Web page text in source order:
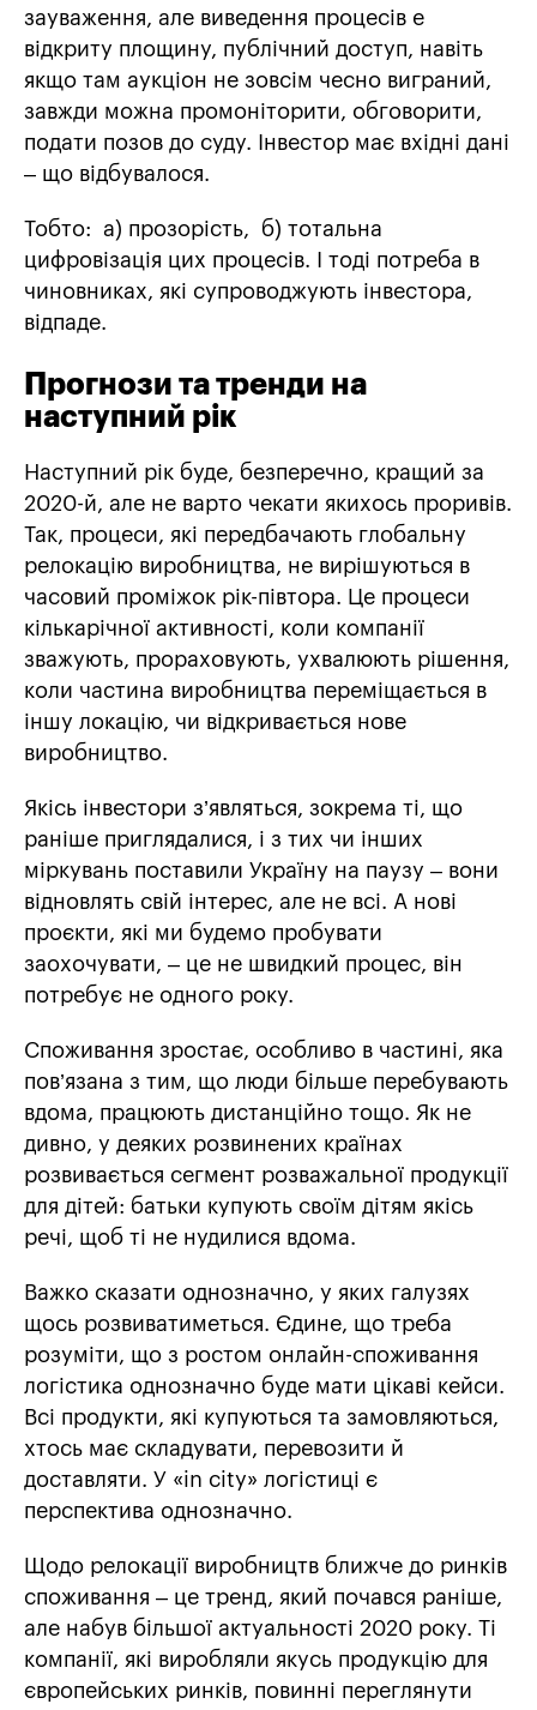
зауваження, але виведення процесів e
відкриту площину, публічний доступ, навіть
якщо там аукціон не зовсім чесно виграний,
завжди можна промоніторити, обговорити,
подати позов до суду. Інвестор має вхідні дані
– що відбувалося.
Тобто: а) прозорість, б) тотальна
цифровізація цих процесів. І тоді потреба в
чиновниках, які супроводжують інвестора,
відпаде.
Прогнози та тренди на
наступний рік
Наступний рік буде, безперечно, кращий за
2020-й, але не варто чекати якихось проривів.
Так, процеси, які передбачають глобальну
релокацію виробництва, не вирішуються в
часовий проміжок рік-півтора. Це процеси
кількарічної активності, коли компанії
зважують, прораховують, ухвалюють рішення,
коли частина виробництва переміщається в
іншу локацію, чи відкривається нове
виробництво.
Якісь інвестори з’являться, зокрема ті, що
раніше приглядалися, і з тих чи інших
міркувань поставили Україну на паузу – вони
відновлять свій інтерес, але не всі. А нові
проєкти, які ми будемо пробувати
заохочувати, – це не швидкий процес, він
потребує не одного року.
Споживання зростає, особливо в частині, яка
пов’язана з тим, що люди більше перебувають
вдома, працюють дистанційно тощо. Як не
дивно, у деяких розвинених країнах
розвивається сегмент розважальної продукції
для дітей: батьки купують своїм дітям якісь
речі, щоб ті не нудилися вдома.
Важко сказати однозначно, у яких галузях
щось розвиватиметься. Єдине, що треба
розуміти, що з ростом онлайн-споживання
логістика однозначно буде мати цікаві кейси.
Всі продукти, які купуються та замовляються,
хтось має складувати, перевозити й
доставляти. У «in city» логістиці є
перспектива однозначно.
Щодо релокації виробництв ближче до ринків
споживання – це тренд, який почався раніше,
але набув більшої актуальності 2020 року. Ті
компанії, які виробляли якусь продукцію для
європейських ринків, повинні переглянути